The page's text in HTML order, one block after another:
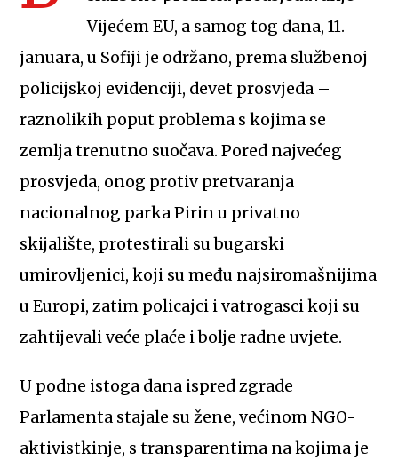
Vijećem EU, a samog tog dana, 11.
januara, u Sofiji je održano, prema službenoj
policijskoj evidenciji, devet prosvjeda –
raznolikih poput problema s kojima se
zemlja trenutno suočava. Pored najvećeg
prosvjeda, onog protiv pretvaranja
nacionalnog parka Pirin u privatno
skijalište, protestirali su bugarski
umirovljenici, koji su među najsiromašnijima
u Europi, zatim policajci i vatrogasci koji su
zahtijevali veće plaće i bolje radne uvjete.
U podne istoga dana ispred zgrade
Parlamenta stajale su žene, većinom NGO-
aktivistkinje, s transparentima na kojima je